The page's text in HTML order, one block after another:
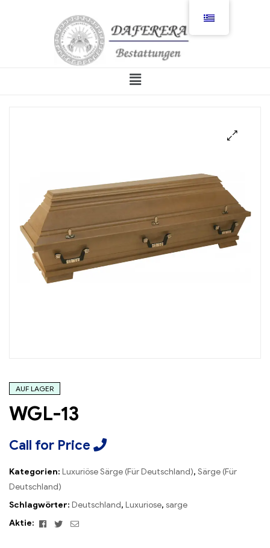
AUF LAGER
WGL-13
Call for Price
Kategorien: Luxuriöse Särge (Für Deutschland), Särge (Für
Deutschland)
Schlagwörter: Deutschland, Luxuriose, sarge
Aktie:
Facebook
TwitterEmail